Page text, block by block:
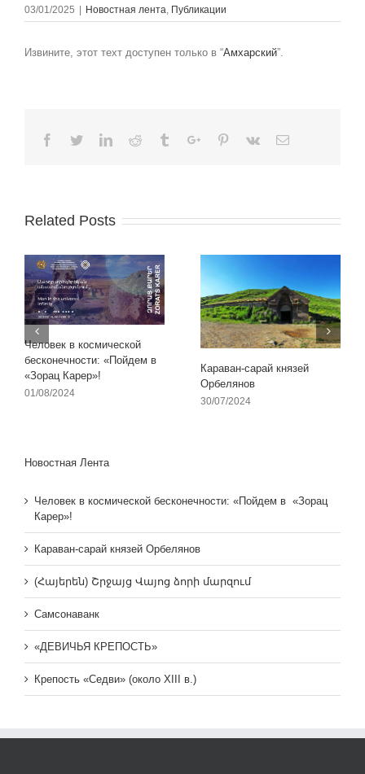
03/01/2025 | Новостная лента Публикации
Извините, этот техт доступен только в “Амхарский”.
Facebook
TwitterLinkedinReddit TumblrGoogle+Pinterest
Vk Email
Related Posts
Человек в космической
бесконечности: «Пойдем в
«Зорац Карер»!
01/08/2024
Караван-сарай князей
Орбелянов
30/07/2024
Новостная Лента
Человек в космической бесконечности: «Пойдем в «Зорац
Карер»!
Караван-сарай князей Орбелянов
(Հայերեն) Շրջայց Վայոց ձորի մարզում
Самсонаванк
«ДЕВИЧЬЯ КРЕПОСТЬ»
Крепость «Седви» (около XIII в.)